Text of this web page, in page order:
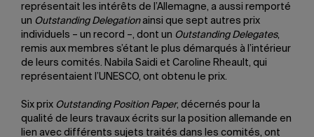
représentait les intérêts de l’Allemagne, a aussi remporté
un Outstanding Delegationainsi que sept autres prix
individuels – un record –, dont un Outstanding Delegates,
remis aux membres s’étant le plus démarqués à l’intérieur
de leurs comités. Nabila Saidi et Caroline Rheault, qui
représentaient l’UNESCO, ont obtenu le prix.
Six prix Outstanding Position Paper, décernés pour la
qualité de leurs travaux écrits sur la position allemande en
lien avec différents sujets traités dans les comités, ont